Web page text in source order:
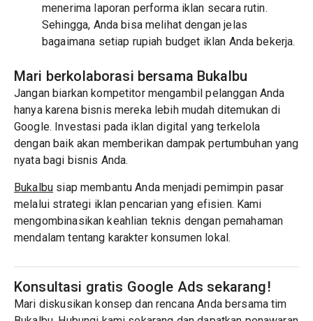
menerima laporan performa iklan secara rutin.
Sehingga, Anda bisa melihat dengan jelas
bagaimana setiap rupiah budget iklan Anda bekerja.
Mari berkolaborasi bersama Bukalbu
Jangan biarkan kompetitor mengambil pelanggan Anda
hanya karena bisnis mereka lebih mudah ditemukan di
Google. Investasi pada iklan digital yang terkelola
dengan baik akan memberikan dampak pertumbuhan yang
nyata bagi bisnis Anda.
Bukalbu siap membantu Anda menjadi pemimpin pasar
melalui strategi iklan pencarian yang efisien. Kami
mengombinasikan keahlian teknis dengan pemahaman
mendalam tentang karakter konsumen lokal.
Konsultasi gratis Google Ads sekarang!
Mari diskusikan konsep dan rencana Anda bersama tim